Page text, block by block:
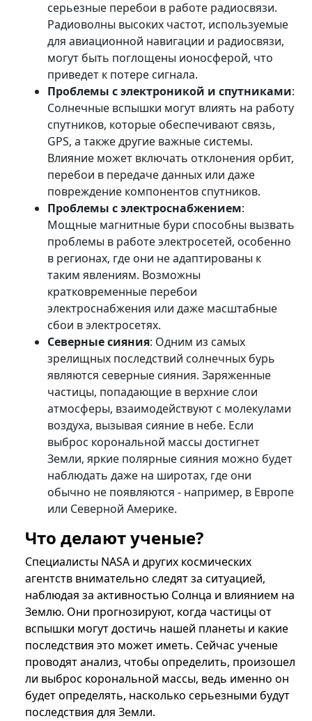
серьезные перебои в работе радиосвязи.
Радиоволны высоких частот, используемые
для авиационной навигации и радиосвязи,
могут быть поглощены ионосферой, что
приведет к потере сигнала.
Проблемы с электроникой и спутниками:
Солнечные вспышки могут влиять на работу
спутников, которые обеспечивают связь,
GPS, а также другие важные системы.
Влияние может включать отклонения орбит,
перебои в передаче данных или даже
повреждение компонентов спутников.
Проблемы с электроснабжением:
Мощные магнитные бури способны вызвать
проблемы в работе электросетей, особенно
в регионах, где они не адаптированы к
таким явлениям. Возможны
кратковременные перебои
электроснабжения или даже масштабные
сбои в электросетях.
Северные сияния: Одним из самых
зрелищных последствий солнечных бурь
являются северные сияния. Заряженные
частицы, попадающие в верхние слои
атмосферы, взаимодействуют с молекулами
воздуха, вызывая сияние в небе. Если
выброс корональной массы достигнет
Земли, яркие полярные сияния можно будет
наблюдать даже на широтах, где они
обычно не появляются - например, в Европе
или Северной Америке.
Что делают ученые?
Специалисты NASA и других космических
агентств внимательно следят за ситуацией,
наблюдая за активностью Солнца и влиянием на
Землю. Они прогнозируют, когда частицы от
вспышки могут достичь нашей планеты и какие
последствия это может иметь. Сейчас ученые
проводят анализ, чтобы определить, произошел
ли выброс корональной массы, ведь именно он
будет определять, насколько серьезными будут
последствия для Земли.